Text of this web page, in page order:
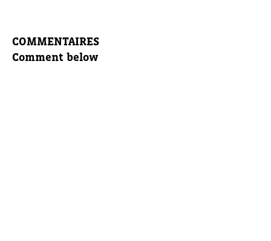
COMMENTAIRES
Comment below